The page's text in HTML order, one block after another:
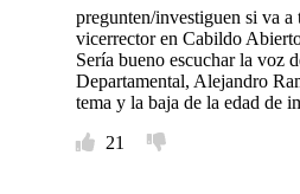
pregunten/investiguen si va a
vicerrector en Cabildo
Sería bueno escuchar la voz
Departamental, Alejandro
tema y la baja de la edad de
21